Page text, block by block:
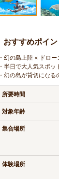
おすすめポイン
・幻の島上陸 × ドロ
・半日で大人気スポ
・幻の島が貸切にな
所要時間
対象年齢
集合場所
体験場所